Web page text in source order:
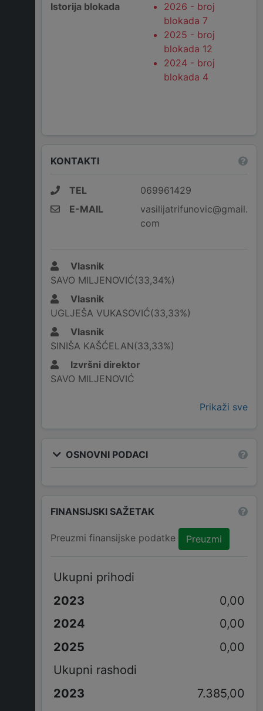
Istorija blokada
2026 - broj
blokada 7
2025 - broj
blokada 12
2024 - broj
blokada 4
KONTAKTI
TEL
069961429
E-MAIL
vasilijatrifunovic@gmail.
com
Vlasnik
SAVO MILJENOVIĆ(33,34%)
Vlasnik
UGLJEŠA VUKASOVIĆ(33,33%)
Vlasnik
SINIŠA KAŠĆELAN(33,33%)
Izvršni direktor
SAVO MILJENOVIĆ
Prikaži sve
OSNOVNI PODACI
FINANSIJSKI SAŽETAK
Preuzmi finansijske podatke Preuzmi
Ukupni prihodi
0,00
0,00
0,00
Ukupni rashodi
7.385,00